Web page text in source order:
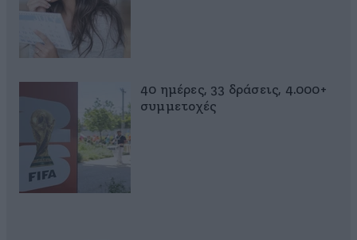
40 ημέρες, 33 δράσεις, 4.000+
συμμετοχές